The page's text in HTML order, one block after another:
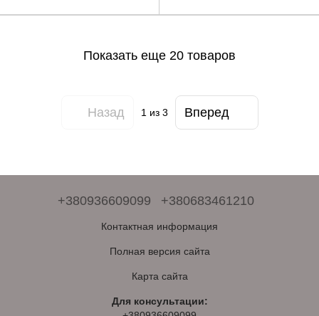
Показать еще 20 товаров
Назад 1из 3 Вперед
+380936609099 +380683461210
Контактная информация
Полная версия сайта
Карта сайта
Для консультации: